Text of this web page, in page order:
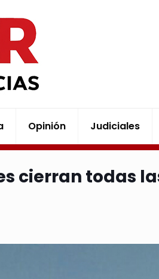
Opinión Judiciales
cierran todas